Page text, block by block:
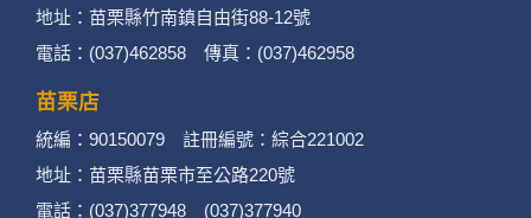
地址：苗栗縣竹南鎮自由街88-12號
電話：(037)462858 傳真：(037)462958
苗栗店
統編：90150079 註冊編號：綜合221002
地址：苗栗縣苗栗市至公路220號
電話：(037)377948 (037)377940